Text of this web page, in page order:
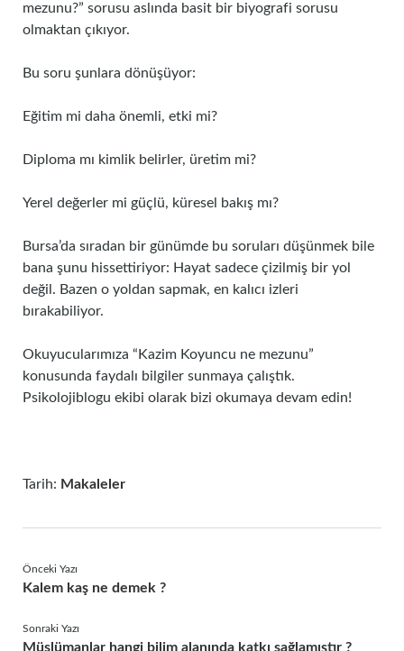
mezunu?” sorusu aslında basit bir biyografi sorusu
olmaktan çıkıyor.
Bu soru şunlara dönüşüyor:
Eğitim mi daha önemli, etki mi?
Diploma mı kimlik belirler, üretim mi?
Yerel değerler mi güçlü, küresel bakış mı?
Bursa’da sıradan bir günümde bu soruları düşünmek bile
bana şunu hissettiriyor: Hayat sadece çizilmiş bir yol
değil. Bazen o yoldan sapmak, en kalıcı izleri
bırakabiliyor.
Okuyucularımıza “Kazim Koyuncu ne mezunu”
konusunda faydalı bilgiler sunmaya çalıştık.
Psikolojiblogu ekibi olarak bizi okumaya devam edin!
Tarih: Makaleler
Önceki Yazı
Kalem kaş ne demek ?
Sonraki Yazı
Müslümanlar hangi bilim alanında katkı sağlamıştır ?